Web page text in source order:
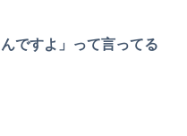
ですよ」って言ってる